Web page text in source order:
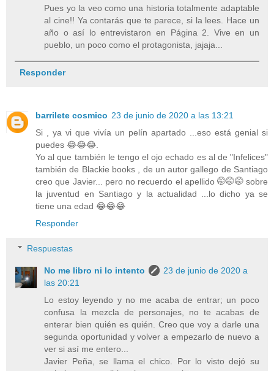
Pues yo la veo como una historia totalmente adaptable
al cine!! Ya contarás que te parece, si la lees. Hace un
año o así lo entrevistaron en Página 2. Vive en un
pueblo, un poco como el protagonista, jajaja...
Responder
barrilete cosmico 23 de junio de 2020 a las 13:21
Si , ya vi que vivía un pelín apartado ...eso está genial si
puedes 😂😂😂.
Yo al que también le tengo el ojo echado es al de "Infelices"
también de Blackie books , de un autor gallego de Santiago
creo que Javier... pero no recuerdo el apellido 🤭🤭🤭 sobre
la juventud en Santiago y la actualidad ...lo dicho ya se
tiene una edad 😂😂😂
Responder
Respuestas
No me libro ni lo intento
23 de junio de 2020 a
las 20:21
Lo estoy leyendo y no me acaba de entrar; un poco
confusa la mezcla de personajes, no te acabas de
enterar bien quién es quién. Creo que voy a darle una
segunda oportunidad y volver a empezarlo de nuevo a
ver si así me entero...
Javier Peña, se llama el chico. Por lo visto dejó su